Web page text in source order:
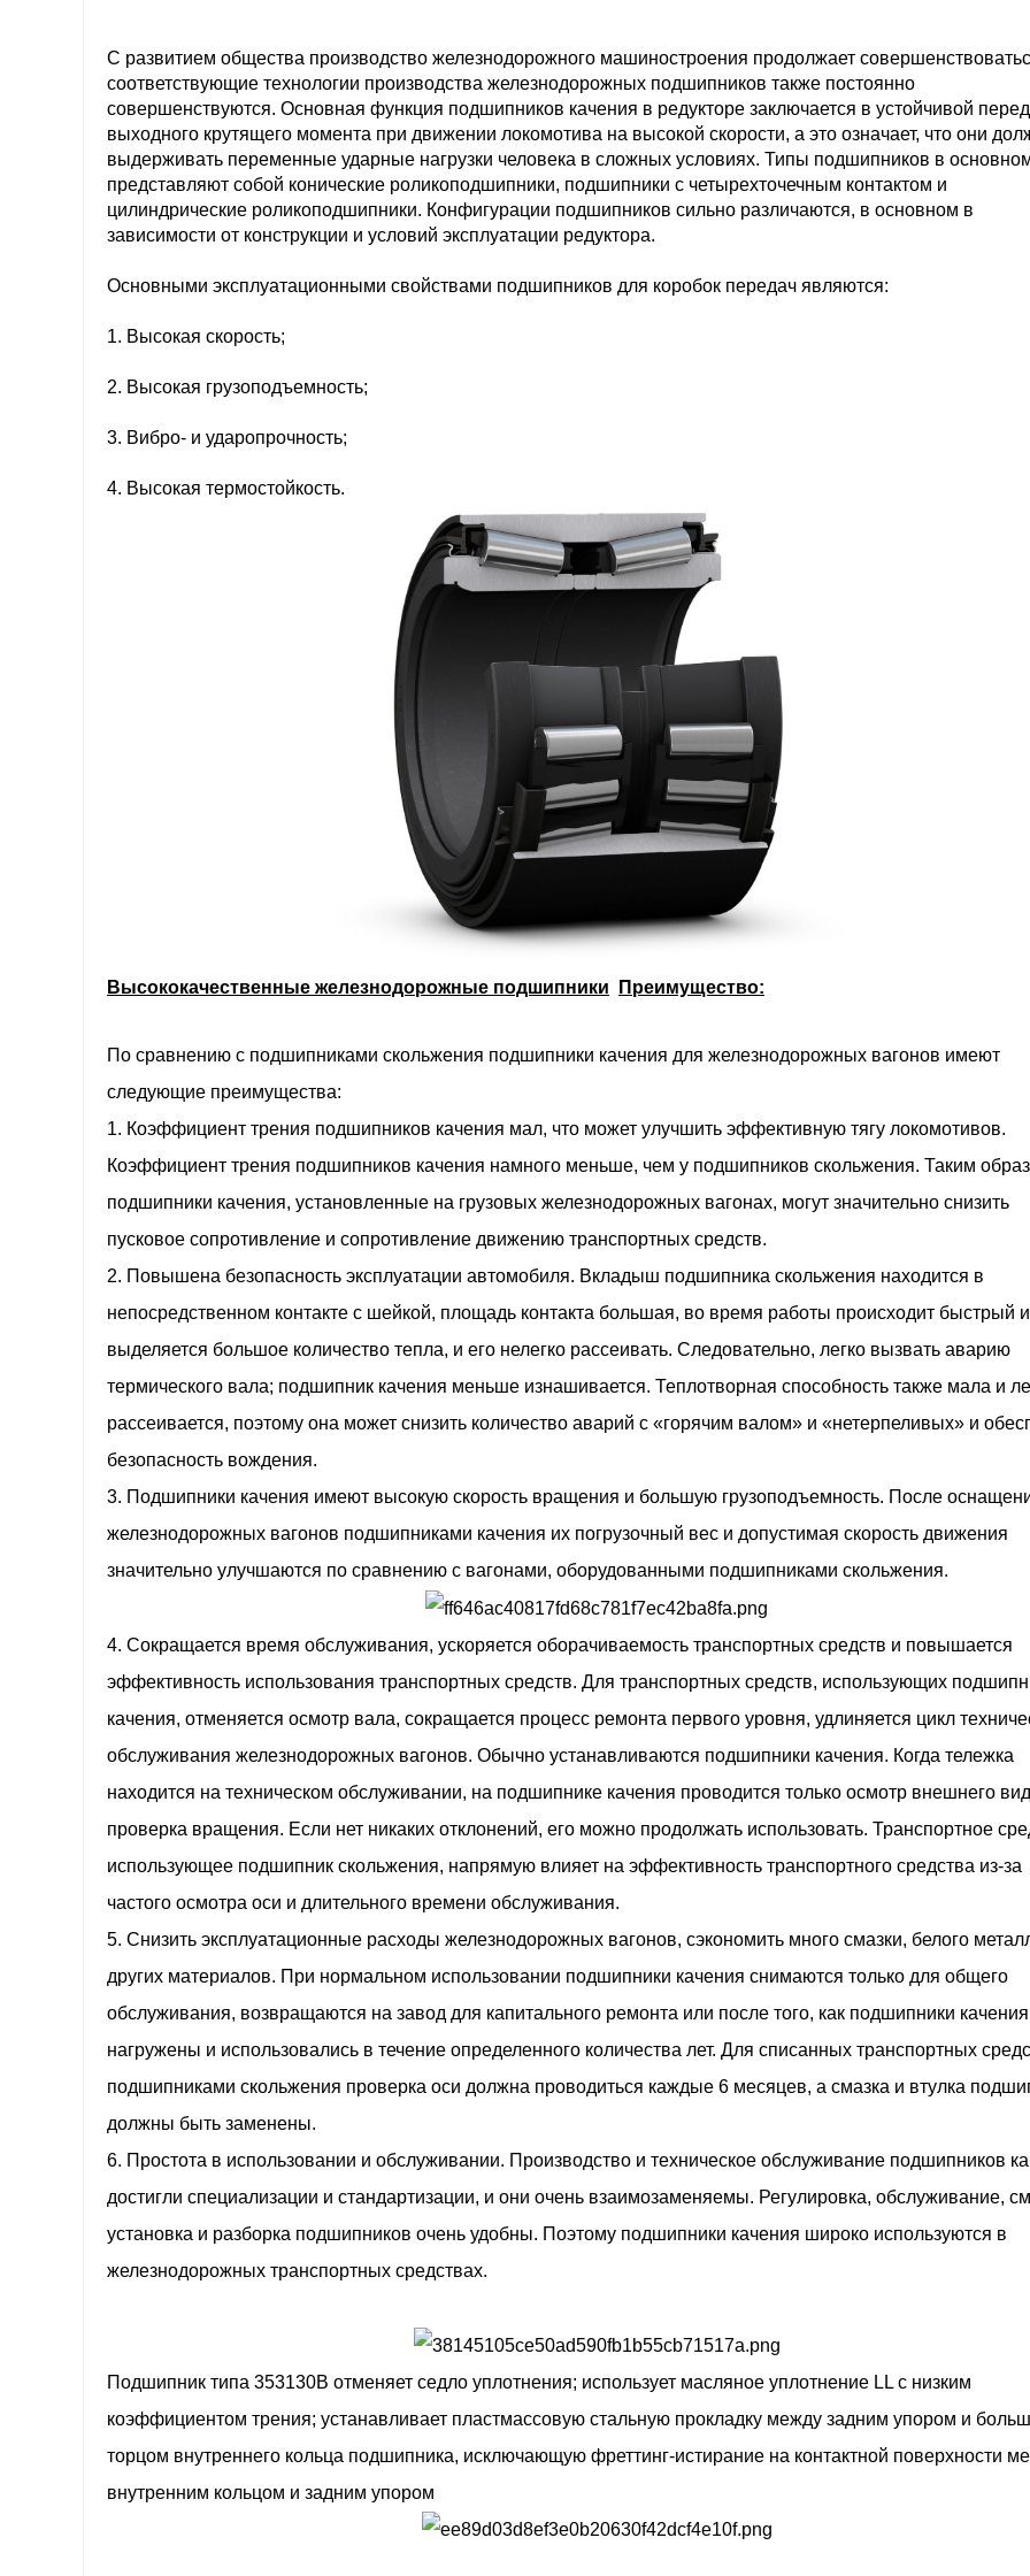
С развитием общества производство железнодорожного машиностроения продолжает
соответствующие технологии производства железнодорожных подшипников также постоянно
совершенствуются. Основная функция подшипников качения в редукторе заключается в устойчивой
выходного крутящего момента при движении локомотива на высокой скорости, а это означает, что они
выдерживать переменные ударные нагрузки человека в сложных условиях. Типы подшипников в
представляют собой конические роликоподшипники, подшипники с четырехточечным контактом и
цилиндрические роликоподшипники. Конфигурации подшипников сильно различаются, в основном в
зависимости от конструкции и условий эксплуатации редуктора.
Основными эксплуатационными свойствами подшипников для коробок передач являются:
1. Высокая скорость;
2. Высокая грузоподъемность;
3. Вибро- и ударопрочность;
4. Высокая термостойкость.
Высококачественные железнодорожные подшипники Преимущество:
По сравнению с подшипниками скольжения подшипники качения для железнодорожных вагонов имеют
следующие преимущества:
1. Коэффициент трения подшипников качения мал, что может улучшить эффективную тягу локомотивов.
Коэффициент трения подшипников качения намного меньше, чем у подшипников скольжения. Таким
подшипники качения, установленные на грузовых железнодорожных вагонах, могут значительно снизить
пусковое сопротивление и сопротивление движению транспортных средств.
2. Повышена безопасность эксплуатации автомобиля. Вкладыш подшипника скольжения находится в
непосредственном контакте с шейкой, площадь контакта большая, во время работы происходит быстрый
выделяется большое количество тепла, и его нелегко рассеивать. Следовательно, легко вызвать аварию
термического вала; подшипник качения меньше изнашивается. Теплотворная способность также мала и
рассеивается, поэтому она может снизить количество аварий с «горячим валом» и «нетерпеливых» и
безопасность вождения.
3. Подшипники качения имеют высокую скорость вращения и большую грузоподъемность. После
железнодорожных вагонов подшипниками качения их погрузочный вес и допустимая скорость движения
значительно улучшаются по сравнению с вагонами, оборудованными подшипниками скольжения.
4. Сокращается время обслуживания, ускоряется оборачиваемость транспортных средств и повышается
эффективность использования транспортных средств. Для транспортных средств, использующих
качения, отменяется осмотр вала, сокращается процесс ремонта первого уровня, удлиняется цикл
обслуживания железнодорожных вагонов. Обычно устанавливаются подшипники качения. Когда тележка
находится на техническом обслуживании, на подшипнике качения проводится только осмотр внешнего
проверка вращения. Если нет никаких отклонений, его можно продолжать использовать. Транспортное
использующее подшипник скольжения, напрямую влияет на эффективность транспортного средства из-за
частого осмотра оси и длительного времени обслуживания.
5. Снизить эксплуатационные расходы железнодорожных вагонов, сэкономить много смазки, белого
других материалов. При нормальном использовании подшипники качения снимаются только для общего
обслуживания, возвращаются на завод для капитального ремонта или после того, как подшипники
нагружены и использовались в течение определенного количества лет. Для списанных транспортных
подшипниками скольжения проверка оси должна проводиться каждые 6 месяцев, а смазка и втулка
должны быть заменены.
6. Простота в использовании и обслуживании. Производство и техническое обслуживание подшипников
достигли специализации и стандартизации, и они очень взаимозаменяемы. Регулировка, обслуживание,
установка и разборка подшипников очень удобны. Поэтому подшипники качения широко используются в
железнодорожных транспортных средствах.
Подшипник типа 353130B отменяет седло уплотнения; использует масляное уплотнение LL с низким
коэффициентом трения; устанавливает пластмассовую стальную прокладку между задним упором и
торцом внутреннего кольца подшипника, исключающую фреттинг-истирание на контактной поверхности
внутренним кольцом и задним упором